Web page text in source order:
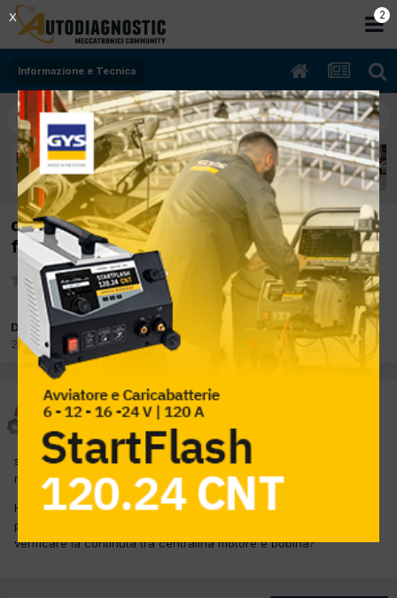
Informazione e Tecnica
daihatsu trevis 1.0 bobina 3 cilindro non
funziona
Da officinabonif
2 Settembre 2019in Informazione e Tecnica
officinabonif
2 Settembre 2019
salve, ho un problema con una daihatsu trevis 1.0 3 cilindri, sulla
macchina non va la bobina del terzo cilindro.
Ho gia sostituito bobina e centralina motore ma il problema
persiste, qualcuno possiede schema elettrico , cosi che possa
verificare la continutà tra centralina motore e bobina?
2
X